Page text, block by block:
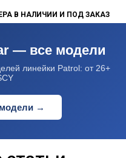
В НАЛИЧИИ И ПОД ЗАКАЗ
— все модели
линейки Patrol: от 26+
→